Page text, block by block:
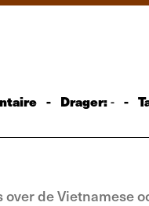
- Drager:- -
de Vietnamese